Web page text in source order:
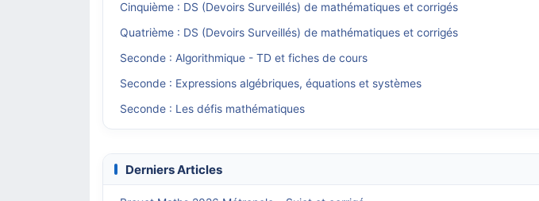
Cinquième : DS (Devoirs Surveillés) de mathématiques et corrigés
Quatrième : DS (Devoirs Surveillés) de mathématiques et corrigés
Seconde : Algorithmique - TD et fiches de cours
Seconde : Expressions algébriques, équations et systèmes
Seconde : Les défis mathématiques
Derniers Articles